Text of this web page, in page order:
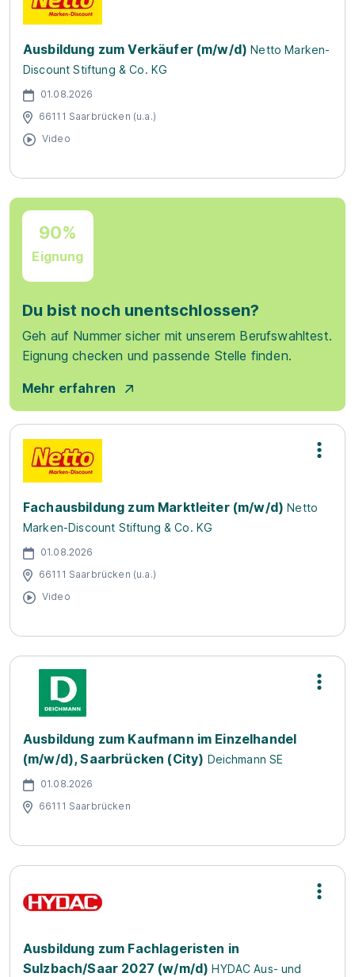
Ausbildung zum Verkäufer (m/w/d) Netto Marken-
Discount Stiftung & Co. KG
01.08.2026
66111 Saarbrücken (u.a.)
Video
90%
Eignung
Du bist noch unentschlossen?
Geh auf Nummer sicher mit unserem Berufswahltest.
Eignung checken und passende Stelle finden.
Mehr erfahren
Fachausbildung zum Marktleiter (m/w/d) Netto
Marken-Discount Stiftung & Co. KG
01.08.2026
66111 Saarbrücken (u.a.)
Video
Ausbildung zum Kaufmann im Einzelhandel
(m/w/d), Saarbrücken (City) Deichmann SE
01.08.2026
66111 Saarbrücken
Ausbildung zum Fachlageristen in
Sulzbach/Saar 2027 (w/m/d) HYDAC Aus- und